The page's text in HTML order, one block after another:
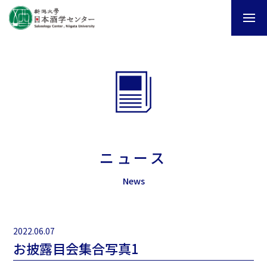
ニュース
News
2022.06.07
お披露目会集合写真1